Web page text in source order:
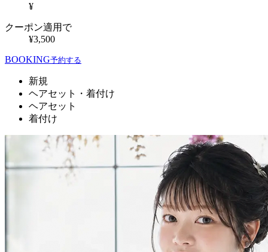
¥
クーポン適用で
¥3,500
BOOKING予約する
新規
ヘアセット・着付け
ヘアセット
着付け